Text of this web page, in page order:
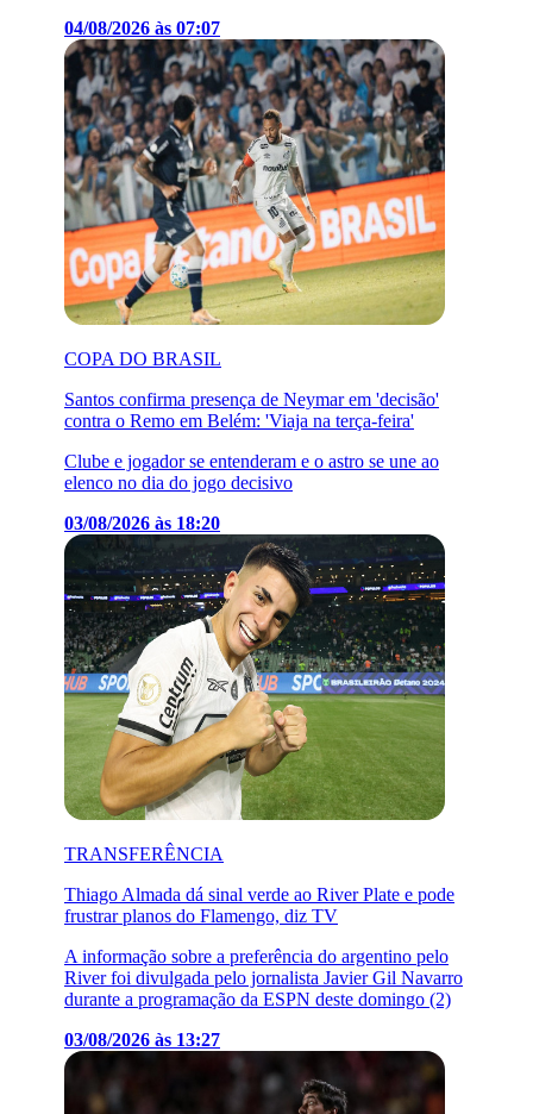
04/08/2026 às 07:07
COPA DO BRASIL
Santos confirma presença de Neymar em 'decisão'
contra o Remo em Belém: 'Viaja na terça-feira'
Clube e jogador se entenderam e o astro se une ao
elenco no dia do jogo decisivo
03/08/2026 às 18:20
TRANSFERÊNCIA
Thiago Almada dá sinal verde ao River Plate e pode
frustrar planos do Flamengo, diz TV
A informação sobre a preferência do argentino pelo
River foi divulgada pelo jornalista Javier Gil Navarro
durante a programação da ESPN deste domingo (2)
03/08/2026 às 13:27